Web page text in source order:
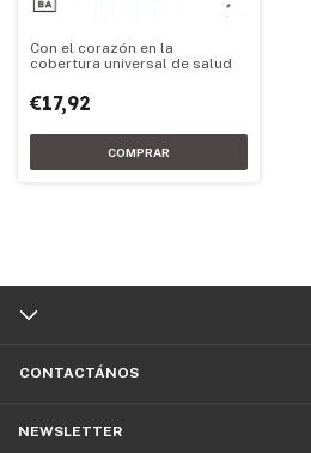
Con el corazón en la
cobertura universal de salud
€17,92
CONTACTÁNOS
NEWSLETTER